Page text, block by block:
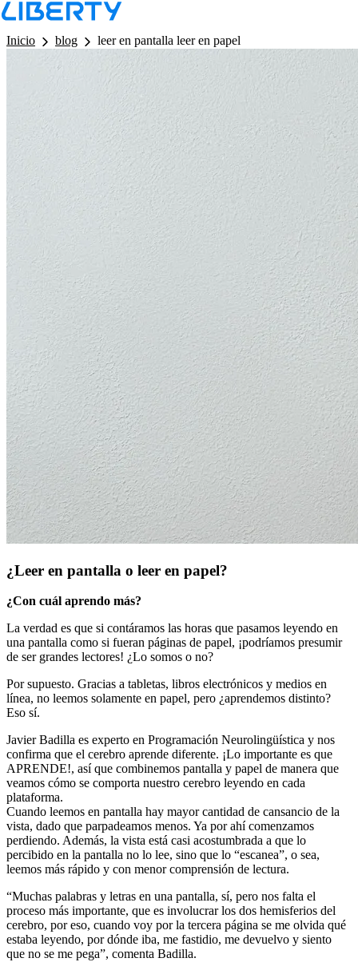
LB - Barra de Navegacion
Inicio
blog leer en pantalla leer en papel
¿Leer en pantalla o leer en papel?
¿Con cuál aprendo más?
La verdad es que si contáramos las horas que pasamos leyendo en
una pantalla como si fueran páginas de papel, ¡podríamos presumir
de ser grandes lectores! ¿Lo somos o no?
Por supuesto. Gracias a tabletas, libros electrónicos y medios en
línea, no leemos solamente en papel, pero ¿aprendemos distinto?
Eso sí.
Javier Badilla es experto en Programación Neurolingüística y nos
confirma que el cerebro aprende diferente. ¡Lo importante es que
APRENDE!, así que combinemos pantalla y papel de manera que
veamos cómo se comporta nuestro cerebro leyendo en cada
plataforma.
Cuando leemos en pantalla hay mayor cantidad de cansancio de la
vista, dado que parpadeamos menos. Ya por ahí comenzamos
perdiendo. Además, la vista está casi acostumbrada a que lo
percibido en la pantalla no lo lee, sino que lo “escanea”, o sea,
leemos más rápido y con menor comprensión de lectura.
“Muchas palabras y letras en una pantalla, sí, pero nos falta el
proceso más importante, que es involucrar los dos hemisferios del
cerebro, por eso, cuando voy por la tercera página se me olvida qué
estaba leyendo, por dónde iba, me fastidio, me devuelvo y siento
que no se me pega”, comenta Badilla.